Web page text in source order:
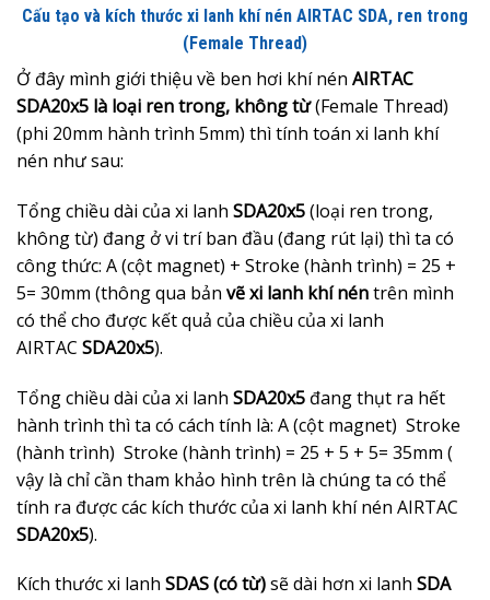
Cấu tạo và kích thước xi lanh khí nén AIRTAC SDA, ren trong
(Female Thread)
Ở đây mình giới thiệu về ben hơi khí nén AIRTAC
SDA20x5 là loại ren trong, không từ(Female Thread)
(phi 20mm hành trình 5mm) thì tính toán xi lanh khí
nén như sau:
Tổng chiều dài của xi lanh SDA20x5(loại ren trong,
không từ) đang ở vi trí ban đầu (đang rút lại) thì ta có
công thức: A (cột magnet) + Stroke (hành trình) = 25 +
5= 30mm (thông qua bản vẽ xi lanh khí néntrên mình
có thể cho được kết quả của chiều của xi lanh
AIRTAC SDA20x5).
Tổng chiều dài của xi lanh SDA20x5 đang thụt ra hết
hành trình thì ta có cách tính là: A (cột magnet) Stroke
(hành trình) Stroke (hành trình) = 25 + 5 + 5= 35mm (
vậy là chỉ cần tham khảo hình trên là chúng ta có thể
tính ra được các kích thước của xi lanh khí nén AIRTAC
SDA20x5).
Kích thước xi lanh SDAS (có từ)sẽ dài hơn xi lanh SDA